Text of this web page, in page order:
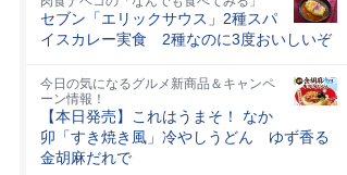
セブン「エリックサウス」2種スパ
イスカレー実食 2種なのに3度おいしいぞ
今日の気になるグルメ新商品＆キャンペ
ーン情報！
【本日発売】これはうまそ！ なか
卯「すき焼き風」冷やしうどん ゆず香る
金胡麻だれで